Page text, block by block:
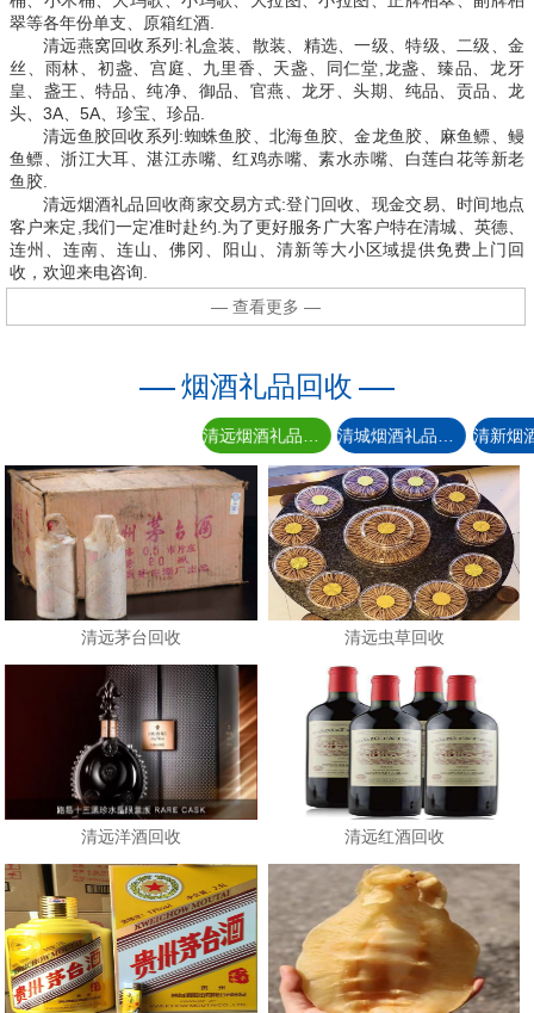
翠等各年份单支、原箱红酒.
清远燕窝回收系列:礼盒装、散装、精选、一级、特级、二级、金
丝、雨林、初盏、宫庭、九里香、天盏、同仁堂,龙盏、臻品、龙牙
皇、盏王、特品、纯净、御品、官燕、龙牙、头期、纯品、贡品、龙
头、3A、5A、珍宝、珍品.
清远鱼胶回收系列:蜘蛛鱼胶、北海鱼胶、金龙鱼胶、麻鱼鳔、鳗
鱼鳔、浙江大耳、湛江赤嘴、红鸡赤嘴、素水赤嘴、白莲白花等新老
鱼胶.
清远烟酒礼品回收商家交易方式:登门回收、现金交易、时间地点
客户来定,我们一定准时赴约.为了更好服务广大客户特在清城、英德、
连州、连南、连山、佛冈、阳山、清新等大小区域提供免费上门回
收，欢迎来电咨询.
— 查看更多 —
烟酒礼品回收
清远烟酒礼品回收 清城烟酒礼品回收
清远茅台回收 清远虫草回收
清远洋酒回收 清远红酒回收